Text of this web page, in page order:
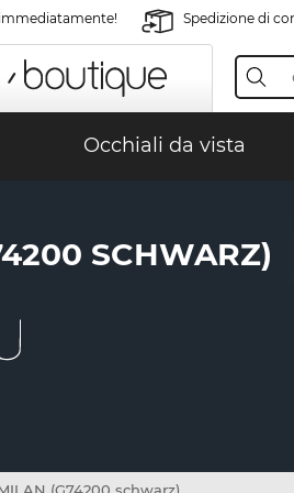
Spedizione di
Occhiali da vista
SCHWARZ)